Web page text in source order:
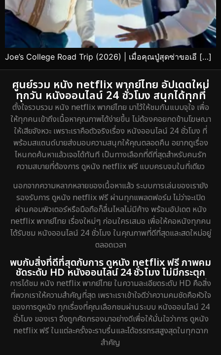
Joe’s College Road Trip (2026) | เมื่อคุณปู่สุดซ่าขอเอี […]
ศูนย์รวม หนัง netflix พากย์ไทย อัปเดตใหม่
ทุกวัน หนังออนไลน์ 24 ชั่วโมง สนุกได้ทุกที่
ตั้งใจรวบรวม หนัง netflix พากย์ไทย มาไว้ให้ชมกันแบบจุใจ เพื่อ
ให้ทุกคนเข้าถึงเนื้อหาคุณภาพได้ง่ายขึ้น ไม่ต้องคอยกดข้ามโฆษณา
ให้เสียจังหวะ เพราะเราคือตัวจริงเรื่อง หนังออนไลน์ 24 ชั่วโมง ที่
พร้อมสแตนด์บายส่งมอบความสนุกให้คุณตลอดคืน อยากดูเรื่อง
ไหนกดค้นหาแล้วเจอได้ทันที เป็นทางเลือกที่ดีที่สุดสำหรับคนรัก
ความสบายที่ต้องการ ดูหนัง netflix ฟรี แบบครบจบในที่เดียว
นอกจากความหลากหลายของเนื้อหาแล้ว ระบบการเล่นของเรายัง
รองรับการ ดูหนัง netflix ฟรี ผ่านทุกแพลตฟอร์ม ไม่ว่าจะเปิด
ผ่านคอมพิวเตอร์หรือมือถือก็ลื่นไหลไม่มีค้าง พร้อมอัปเดต หนัง
netflix พากย์ไทย เรื่องใหม่ๆ ก่อนใครเสมอ เพื่อให้คอหนังทุกคน
ได้รับชม หนังออนไลน์ 24 ชั่วโมง ในคุณภาพที่ดีที่สุดและสดใหม่อยู่
ตลอดเวลา
พบกับสิ่งที่ดีที่สุดกับการ ดูหนัง netflix ฟรี ภาพคม
ชัดระดับ HD หนังออนไลน์ 24 ชั่วโมง ไม่มีกระตุก
การได้ชม หนัง netflix พากย์ไทย ในความละเอียดระดับ HD คือสิ่ง
ที่พวกเราให้ความสำคัญที่สุด เพราะเราเข้าใจดีว่าความคมชัดคือหัวใจ
ของการดูหนัง ทุกเรื่องที่คุณเลือกชมผ่านระบบ หนังออนไลน์ 24
ชั่วโมง ของเรา จึงถูกคัดกรองมาอย่างดีเพื่อให้มั่นใจว่าการ ดูหนัง
netflix ฟรี ในแต่ละครั้งจะราบรื่นและได้อรรถรสสูงสุดในทุกฉาก
สำคัญ